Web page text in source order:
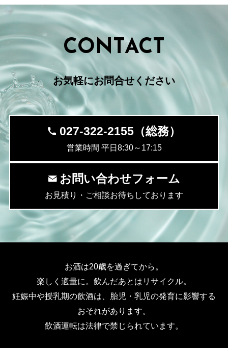
CONTACT
お気軽にお問合せください
027-322-2155（総務）
営業時間 平日8:30～17:15
お問い合わせフォーム
お見積り・ご相談お待ちしております
お酒は20歳を過ぎてから。
楽しく適量に。飲んだあとはリサイクル。
妊娠中や授乳期の飲酒は、胎児・乳児の発育に影響する
おそれがあります。
飲酒運転は法律で禁じられています。